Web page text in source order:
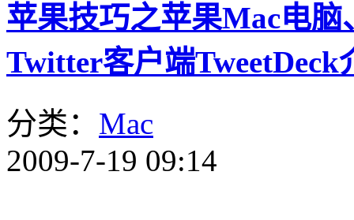
苹果技巧之苹果Mac电
Twitter客户端TweetDeck
分类： Mac
2009-7-19 09:14